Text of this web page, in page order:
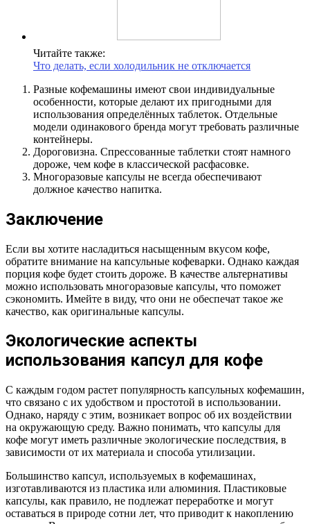
Читайте также:
Что делать, если холодильник не отключается
Разные кофемашины имеют свои индивидуальные
особенности, которые делают их пригодными для
использования определённых таблеток. Отдельные
модели одинакового бренда могут требовать различные
контейнеры.
Дороговизна. Спрессованные таблетки стоят намного
дороже, чем кофе в классической расфасовке.
Многоразовые капсулы не всегда обеспечивают
должное качество напитка.
Заключение
Если вы хотите насладиться насыщенным вкусом кофе,
обратите внимание на капсульные кофеварки. Однако каждая
порция кофе будет стоить дороже. В качестве альтернативы
можно использовать многоразовые капсулы, что поможет
сэкономить. Имейте в виду, что они не обеспечат такое же
качество, как оригинальные капсулы.
Экологические аспекты
использования капсул для кофе
С каждым годом растет популярность капсульных кофемашин,
что связано с их удобством и простотой в использовании.
Однако, наряду с этим, возникает вопрос об их воздействии
на окружающую среду. Важно понимать, что капсулы для
кофе могут иметь различные экологические последствия, в
зависимости от их материала и способа утилизации.
Большинство капсул, используемых в кофемашинах,
изготавливаются из пластика или алюминия. Пластиковые
капсулы, как правило, не подлежат переработке и могут
оставаться в природе сотни лет, что приводит к накоплению